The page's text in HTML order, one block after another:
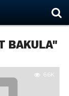
BAKULA"
6.6K